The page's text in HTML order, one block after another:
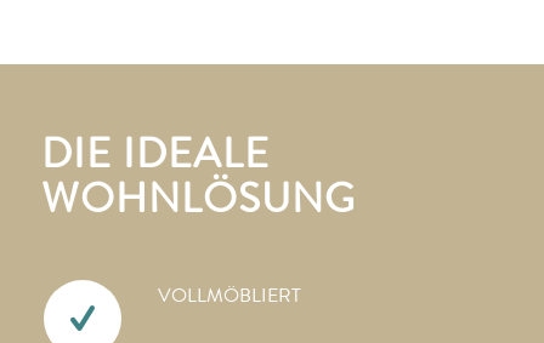
DIE IDEALE
WOHNLÖSUNG
VOLLMÖBLIERT